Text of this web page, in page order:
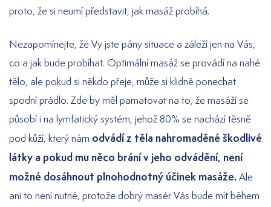
proto, že si neumí představit, jak masáž probíhá.
Nezapomínejte, že Vy jste pány situace a záleží jen na Vás,
co a jak bude probíhat. Optimální masáž se provádí na nahé
tělo, ale pokud si někdo přeje, může si klidně ponechat
spodní prádlo. Zde by měl pamatovat na to, že masáží se
působí i na lymfatický systém, jehož 80% se nachází těsně
pod kůží, který nám odvádí z těla nahromaděné škodlivé
látky a pokud mu něco brání v jeho odvádění, není
možné dosáhnout plnohodnotný účinek masáže.Ale
ani to není nutné, protože dobrý masér Vás bude mít během